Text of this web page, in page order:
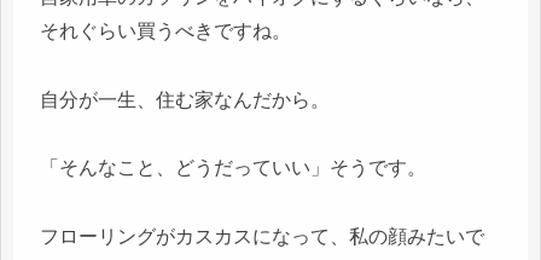
それぐらい買うべきですね。
自分が一生、住む家なんだから。
「そんなこと、どうだっていい」そうです。
フローリングがカスカスになって、私の顔みたいで